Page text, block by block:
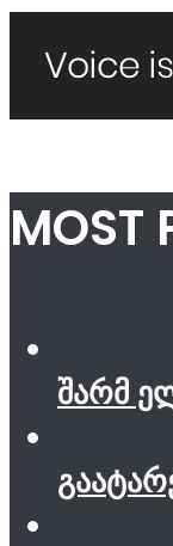
MOST
შარმ